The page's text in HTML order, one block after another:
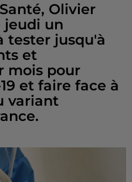
Olivier
jeudi un
tester jusqu'à
et
mois pour
et faire face à
variant